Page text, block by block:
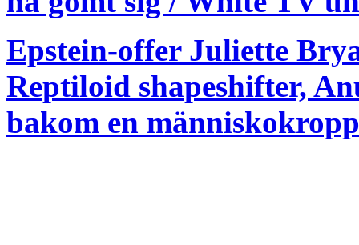
Epstein-offer Juliette
Reptiloid shapeshifter,
bakom en